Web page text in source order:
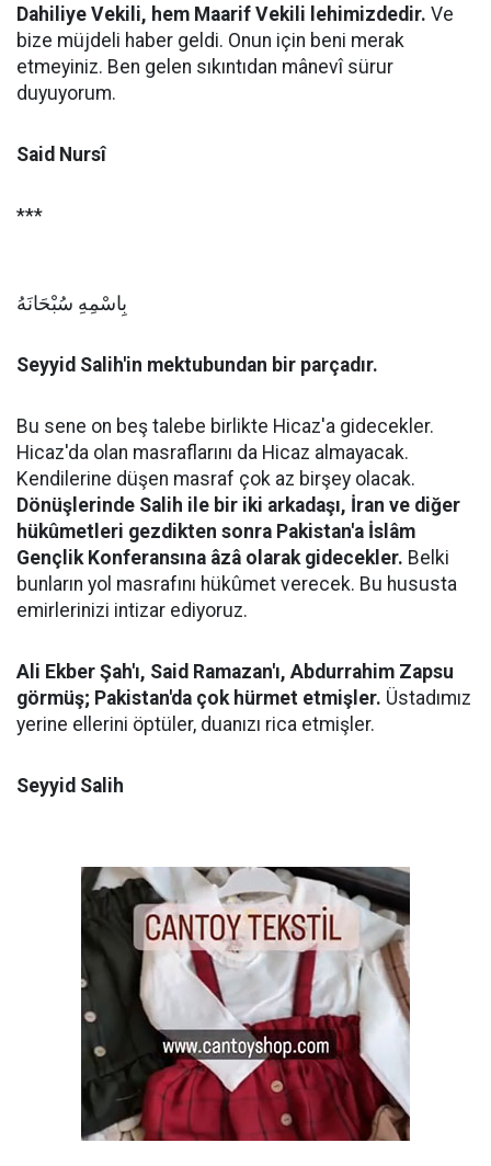
Dahiliye Vekili, hem Maarif Vekili lehimizdedir. Ve
bize müjdeli haber geldi. Onun için beni merak
etmeyiniz. Ben gelen sıkıntıdan mânevî sürur
duyuyorum.
Said Nursî
***
بِاسْمِهِ سُبْحَانَهُ
Seyyid Salih'in mektubundan bir parçadır.
Bu sene on beş talebe birlikte Hicaz'a gidecekler.
Hicaz'da olan masraflarını da Hicaz almayacak.
Kendilerine düşen masraf çok az birşey olacak.
Dönüşlerinde Salih ile bir iki arkadaşı, İran ve diğer
hükûmetleri gezdikten sonra Pakistan'a İslâm
Gençlik Konferansına âzâ olarak gidecekler. Belki
bunların yol masrafını hükûmet verecek. Bu hususta
emirlerinizi intizar ediyoruz.
Ali Ekber Şah'ı, Said Ramazan'ı, Abdurrahim Zapsu
görmüş; Pakistan'da çok hürmet etmişler. Üstadımız
yerine ellerini öptüler, duanızı rica etmişler.
Seyyid Salih